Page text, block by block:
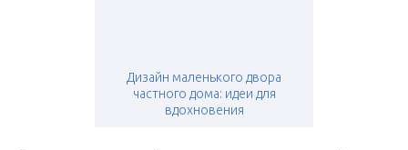
Дизайн маленького двора
частного дома: идеи для
вдохновения